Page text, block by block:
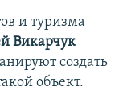
и туризма
Викарчук
создать
объект.